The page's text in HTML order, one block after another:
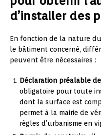
d’installer des
En fonction de la nature
le bâtiment concerné,
peuvent être nécessaires :
Déclaration préalable
obligatoire pour toute
dont la surface est
permet à la mairie de
règles d’urbanisme en